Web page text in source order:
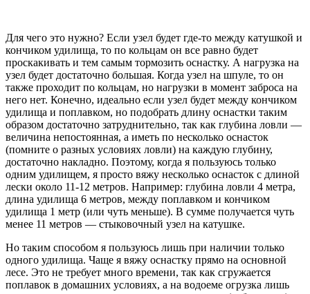
Для чего это нужно? Если узел будет где-то между катушкой и
кончиком удилища, то по кольцам он все равно будет
проскакивать и тем самым тормозить оснастку. А нагрузка на
узел будет достаточно большая. Когда узел на шпуле, то он
также проходит по кольцам, но нагрузки в момент заброса на
него нет. Конечно, идеально если узел будет между кончиком
удилища и поплавком, но подобрать длину оснастки таким
образом достаточно затруднительно, так как глубина ловли —
величина непостоянная, а иметь по несколько оснасток
(помните о разных условиях ловли) на каждую глубину,
достаточно накладно. Поэтому, когда я пользуюсь только
одним удилищем, я просто вяжу несколько оснасток с длиной
лески около 11-12 метров. Например: глубина ловли 4 метра,
длина удилища 6 метров, между поплавком и кончиком
удилища 1 метр (или чуть меньше). В сумме получается чуть
менее 11 метров — стыковочный узел на катушке.
Но таким способом я пользуюсь лишь при наличии только
одного удилища. Чаще я вяжу оснастку прямо на основной
лесе. Это не требует много времени, так как сгружается
поплавок в домашних условиях, а на водоеме огрузка лишь